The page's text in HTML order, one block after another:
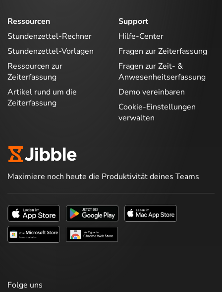
Ressourcen
Stundenzettel-Rechner
Stundenzettel-Vorlagen
Ressourcen zur
Zeiterfassung
Artikel rund um die
Zeiterfassung
Support
Hilfe-Center
Fragen zur Zeiterfassung
Fragen zur Zeit- &
Anwesenheitserfassung
Demo vereinbaren
Cookie-Einstellungen
verwalten
Maximiere noch heute die Produktivität deines Teams
Folge uns